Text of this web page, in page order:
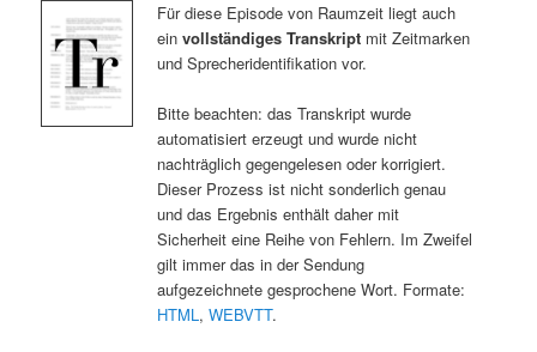
Für diese Episode von Raumzeit liegt auch
ein vollständiges Transkriptmit Zeitmarken
und Sprecheridentifikation vor.
Bitte beachten: das Transkript wurde
automatisiert erzeugt und wurde nicht
nachträglich gegengelesen oder korrigiert.
Dieser Prozess ist nicht sonderlich genau
und das Ergebnis enthält daher mit
Sicherheit eine Reihe von Fehlern. Im Zweifel
gilt immer das in der Sendung
aufgezeichnete gesprochene Wort. Formate:
HTML, WEBVTT.